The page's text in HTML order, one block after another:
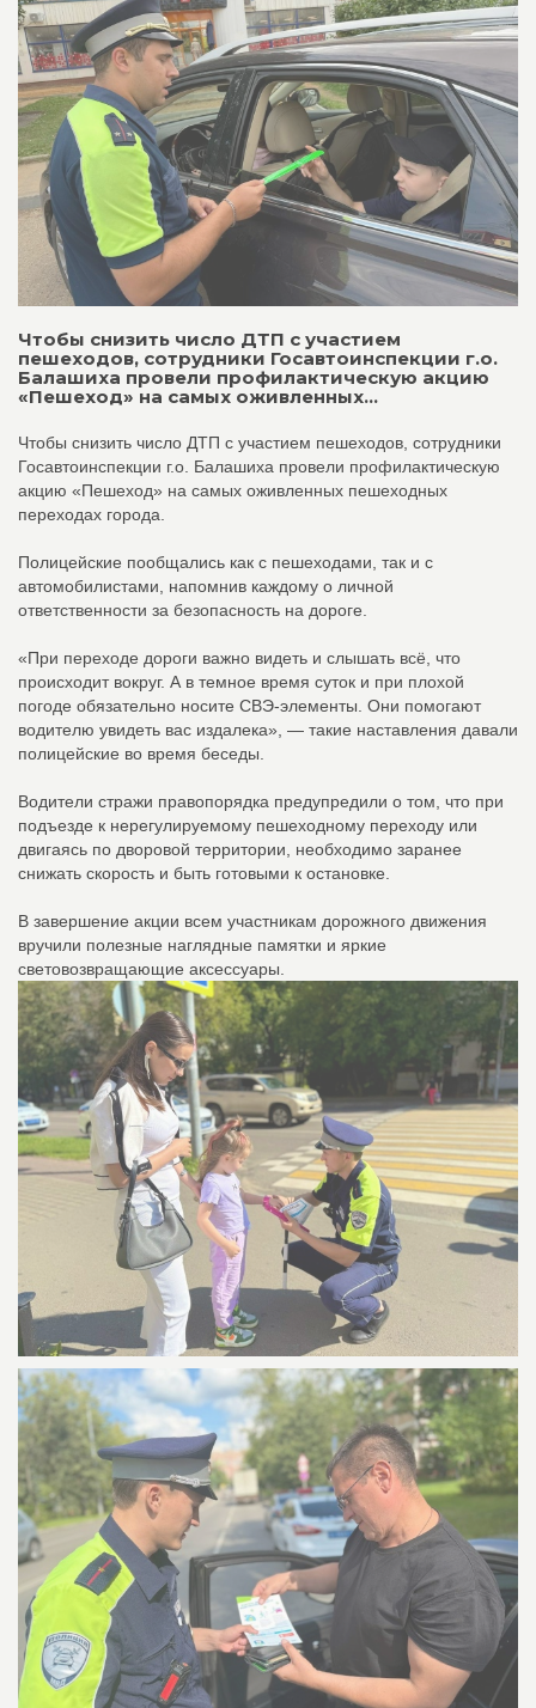
Чтобы снизить число ДТП с участием
пешеходов, сотрудники Госавтоинспекции г.о.
Балашиха провели профилактическую акцию
«Пешеход» на самых оживленных...
Чтобы снизить число ДТП с участием пешеходов, сотрудники
Госавтоинспекции г.о. Балашиха провели профилактическую
акцию «Пешеход» на самых оживленных пешеходных
переходах города.
Полицейские пообщались как с пешеходами, так и с
автомобилистами, напомнив каждому о личной
ответственности за безопасность на дороге.
«При переходе дороги важно видеть и слышать всё, что
происходит вокруг. А в темное время суток и при плохой
погоде обязательно носите СВЭ-элементы. Они помогают
водителю увидеть вас издалека», — такие наставления давали
полицейские во время беседы.
Водители стражи правопорядка предупредили о том, что при
подъезде к нерегулируемому пешеходному переходу или
двигаясь по дворовой территории, необходимо заранее
снижать скорость и быть готовыми к остановке.
В завершение акции всем участникам дорожного движения
вручили полезные наглядные памятки и яркие
световозвращающие аксессуары.